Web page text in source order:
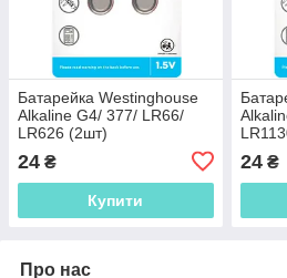
Батарейка Westinghouse
Alkaline G4/ 377/ LR66/
LR626 (2шт)
24 ₴
Купити
24₴
Про нас